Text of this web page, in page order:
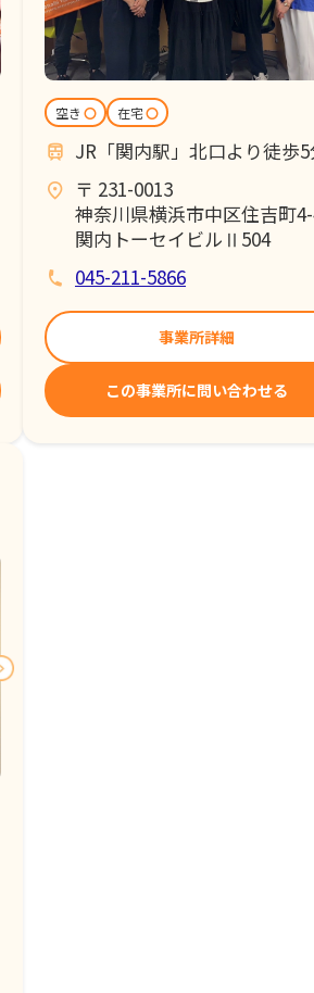
空き 〇 在宅〇
JR「関内駅」北口より徒歩
〒 231-0013
神奈川県横浜市中区住吉町
関内トーセイビルⅡ504
045-211-5866
事業所詳細
この事業所に問い合わせる